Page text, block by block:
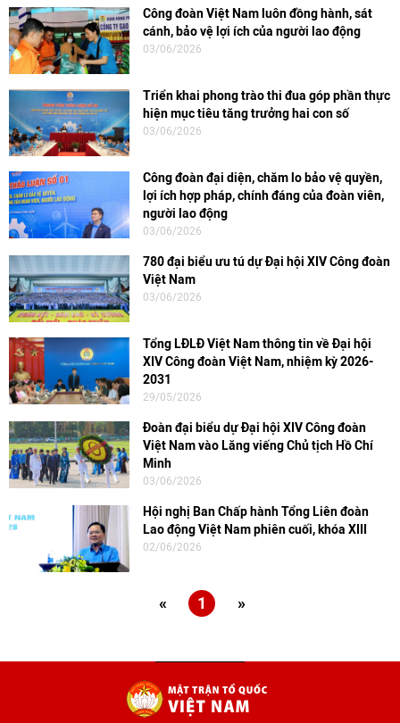
Công đoàn Việt Nam luôn đồng hành, sát
cánh, bảo vệ lợi ích của người lao động
03/06/2026
Triển khai phong trào thi đua góp phần thực
hiện mục tiêu tăng trưởng hai con số
03/06/2026
Công đoàn đại diện, chăm lo bảo vệ quyền,
lợi ích hợp pháp, chính đáng của đoàn viên,
người lao động
03/06/2026
780 đại biểu ưu tú dự Đại hội XIV Công đoàn
Việt Nam
03/06/2026
Tổng LĐLĐ Việt Nam thông tin về Đại hội
XIV Công đoàn Việt Nam, nhiệm kỳ 2026-
2031
29/05/2026
Đoàn đại biểu dự Đại hội XIV Công đoàn
Việt Nam vào Lăng viếng Chủ tịch Hồ Chí
Minh
03/06/2026
Hội nghị Ban Chấp hành Tổng Liên đoàn
Lao động Việt Nam phiên cuối, khóa XIII
02/06/2026
« 1 »